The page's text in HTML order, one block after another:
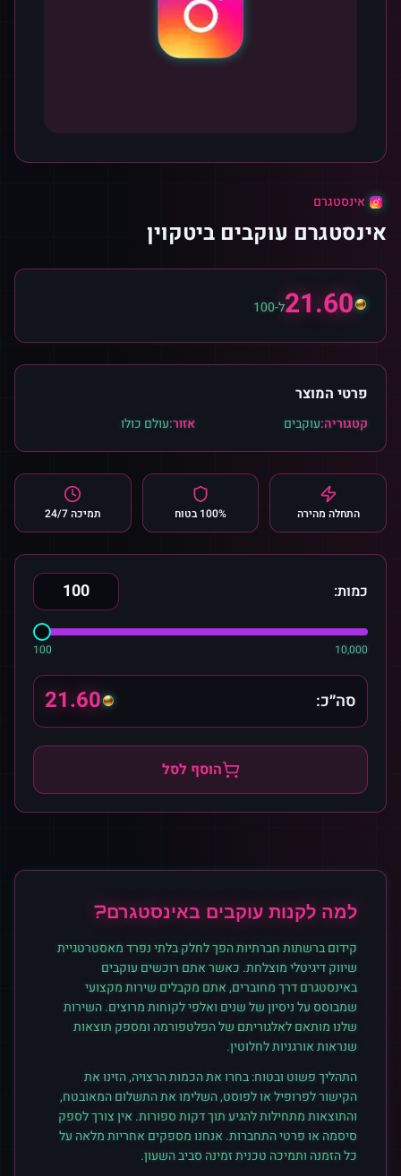
אינסטגרם
אינסטגרם עוקבים ביטקוין
21.60ל-100
פרטי המוצר
קטגוריה:עוקבים אזור:עולם כולו
התחלה מהירה 100% בטוח תמיכה 24/7
כמות:
100 10,000
סה״כ: 21.60
הוסף לסל
למה לקנות עוקבים באינסטגרם?
קידום ברשתות חברתיות הפך לחלק בלתי נפרד מאסטרטגיית
שיווק דיגיטלי מוצלחת. כאשר אתם רוכשים עוקבים
באינסטגרםדרך מחוברים, אתם מקבלים שירות מקצועי
שמבוסס על ניסיון של שנים ואלפי לקוחות מרוצים. השירות
שלנו מותאם לאלגוריתם של הפלטפורמה ומספק תוצאות
שנראות אורגניות לחלוטין.
התהליך פשוט ובטוח: בחרו את הכמות הרצויה, הזינו את
הקישור לפרופיל או לפוסט, השלימו את התשלום המאובטח,
והתוצאות מתחילות להגיע תוך דקות ספורות. אין צורך לספק
סיסמה או פרטי התחברות. אנחנו מספקים אחריות מלאה על
כל הזמנה ותמיכה טכנית זמינה סביב השעון.